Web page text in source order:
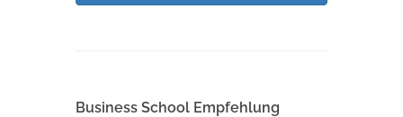
Business School Empfehlung